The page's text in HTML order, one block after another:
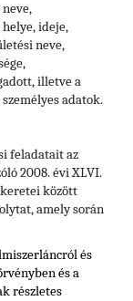
ideje,
neve,
illetve a
adatok.
feladatait az
2008. évi XLVI.
között
amely során
és
ésa
részletes